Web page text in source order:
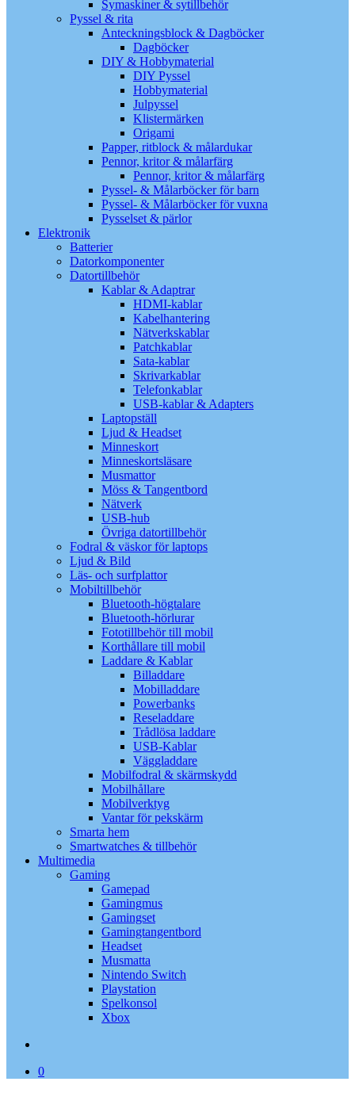
Symaskiner & sytillbehör
Pyssel & rita
Anteckningsblock & Dagböcker
Dagböcker
DIY & Hobbymaterial
DIY Pyssel
Hobbymaterial
Julpyssel
Klistermärken
Origami
Papper, ritblock & målardukar
Pennor, kritor & målarfärg
Pennor, kritor & målarfärg
Pyssel- & Målarböcker för barn
Pyssel- & Målarböcker för vuxna
Pysselset & pärlor
Elektronik
Batterier
Datorkomponenter
Datortillbehör
Kablar & Adaptrar
HDMI-kablar
Kabelhantering
Nätverkskablar
Patchkablar
Sata-kablar
Skrivarkablar
Telefonkablar
USB-kablar & Adapters
Laptopställ
Ljud & Headset
Minneskort
Minneskortsläsare
Musmattor
Möss & Tangentbord
Nätverk
USB-hub
Övriga datortillbehör
Fodral & väskor för laptops
Ljud & Bild
Läs- och surfplattor
Mobiltillbehör
Bluetooth-högtalare
Bluetooth-hörlurar
Fototillbehör till mobil
Korthållare till mobil
Laddare & Kablar
Billaddare
Mobilladdare
Powerbanks
Reseladdare
Trådlösa laddare
USB-Kablar
Väggladdare
Mobilfodral & skärmskydd
Mobilhållare
Mobilverktyg
Vantar för pekskärm
Smarta hem
Smartwatches & tillbehör
Multimedia
Gaming
Gamepad
Gamingmus
Gamingset
Gamingtangentbord
Headset
Musmatta
Nintendo Switch
Playstation
Spelkonsol
Xbox
0